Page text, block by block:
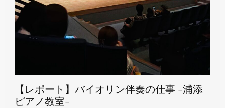
【レポート】バイオリン伴奏の仕事 -浦添
ピアノ教室-